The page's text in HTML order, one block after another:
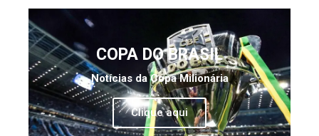
COPA DO BRASIL
Notícias da Copa Milionária
Clique aqui